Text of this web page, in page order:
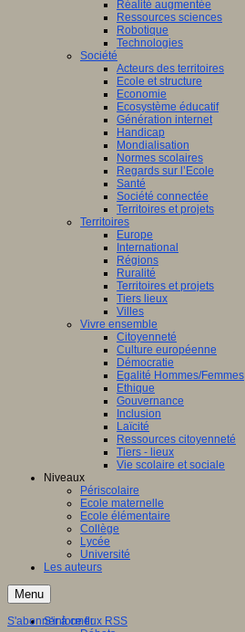
Réalité augmentée
Ressources sciences
Robotique
Technologies
Société
Acteurs des territoires
Ecole et structure
Economie
Ecosystème éducatif
Génération internet
Handicap
Mondialisation
Normes scolaires
Regards sur l’Ecole
Santé
Société connectée
Territoires et projets
Territoires
Europe
International
Régions
Ruralité
Territoires et projets
Tiers lieux
Villes
Vivre ensemble
Citoyenneté
Culture européenne
Démocratie
Egalité Hommes/Femmes
Ethique
Gouvernance
Inclusion
Laïcité
Ressources citoyenneté
Tiers - lieux
Vie scolaire et sociale
Niveaux
Périscolaire
Ecole maternelle
Ecole élémentaire
Collège
Lycée
Université
Les auteurs
Menu
S'informer
S'abonner à ce flux RSS